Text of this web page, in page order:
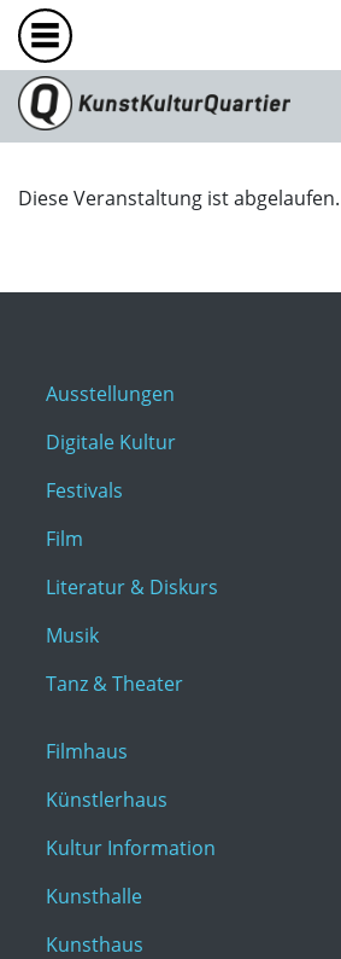
Diese Veranstaltung ist abgelaufen.
Ausstellungen
Digitale Kultur
Festivals
Film
Literatur & Diskurs
Musik
Tanz & Theater
Filmhaus
Künstlerhaus
Kultur Information
Kunsthalle
Kunsthaus